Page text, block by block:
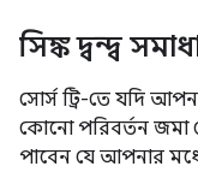
সিঙ্ক দ্বন্দ্ব
সোর্স ট্রি-তে যদি
কোনো পরিবর্তন জমা
পাবেন যে আপনার